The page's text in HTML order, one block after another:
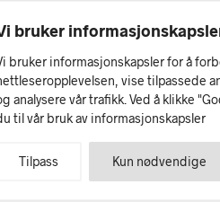
bruker
bruker informasjonskapsler for å
vise tilpassede
analysere vår trafikk. Ved å klikke
til vår bruk av informasjonskapsler
Tilpass Kun nødvendige
forekomme. Møbler på nett